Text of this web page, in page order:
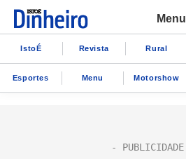
Menu
IstoÉ Revista Rural
Esportes Menu Motorshow